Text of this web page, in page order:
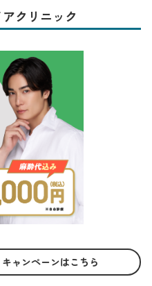
アクリニック
ャンペーンはこちら